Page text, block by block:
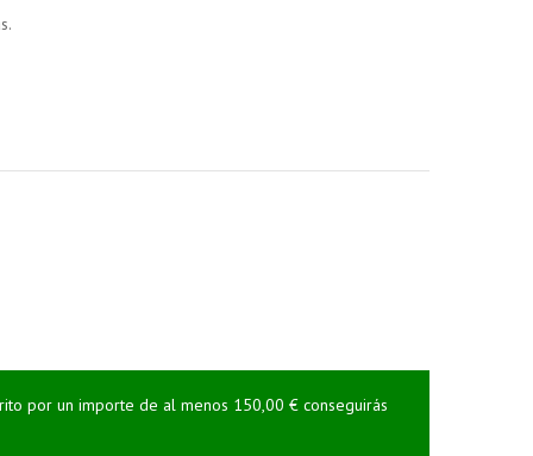
por un importe de al menos 150,00 € conseguirás